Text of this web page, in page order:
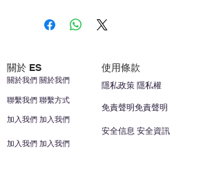
關於 ES 使用條款
聯繫我們 聯繫方式
加入我們 加入我們
關於我們 關於我們
加入我們 加入我們
安全信息 安全資訊
免責聲明免責聲明
隱私政策 隱私權